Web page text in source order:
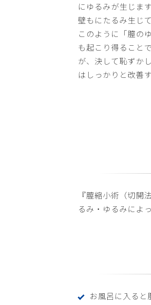
にゆるみが生じま
壁もにたるみ生じ
このように「膣の
も起こり得ること
が、決して恥ずか
はしっかりと改善
『膣縮小術（切
るみ・ゆるみによ
お風呂に入る